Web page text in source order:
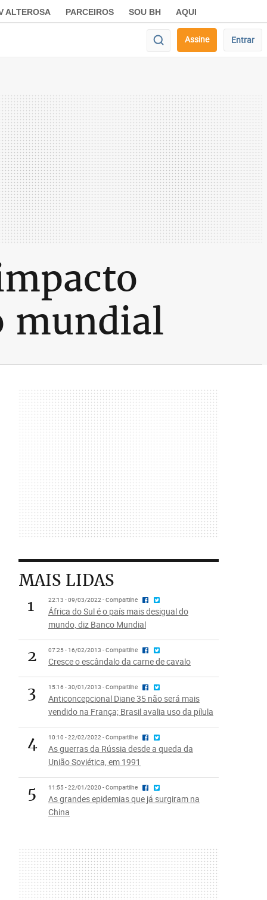
ALTEROSA PARCEIROS SOU BH AQUI
Assine Entrar
mundial
MAIS LIDAS
1
22:13 - 09/03/2022 - Compartilhe
África do Sul é o país mais desigual do
mundo, diz Banco Mundial
2 07:25 - 16/02/2013 - Compartilhe
Cresce o escândalo da carne de cavalo
3 15:16 - 30/01/2013 - Compartilhe
Anticoncepcional Diane 35 não será mais
vendido na França; Brasil avalia uso da pílula
4 10:10 - 22/02/2022 - Compartilhe
As guerras da Rússia desde a queda da
União Soviética, em 1991
5 11:55 - 22/01/2020 - Compartilhe
As grandes epidemias que já surgiram na
China